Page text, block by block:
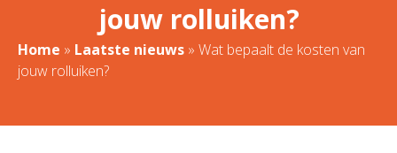
jouw rolluiken?
Home » Laatste nieuws » Wat bepaalt de kosten van
jouw rolluiken?